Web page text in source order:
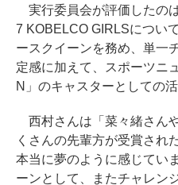
実行委員会が評価したの
7 KOBELCO GIRLSについ
ースクイーンを務め、単一
定感に加えて、スポーツニ
N」のキャスターとしての活
西村さんは「菜々緒さん
くさんの先輩方が受賞され
本当に夢のように感じてい
ーンとして、またチャレン